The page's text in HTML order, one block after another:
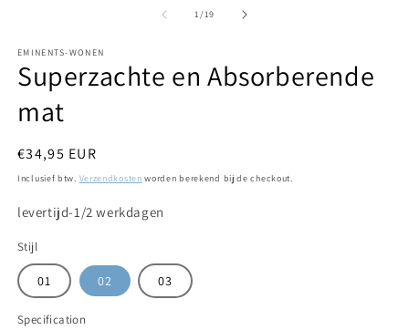
1/van
19
EMINENTS-WONEN
Superzachte en Absorberende
mat
Normale
prijs
€34,95 EUR
Inclusief btw. Verzendkosten worden berekend bij de checkout.
levertijd-1/2 werkdagen
Stijl
01 02 03
Specification